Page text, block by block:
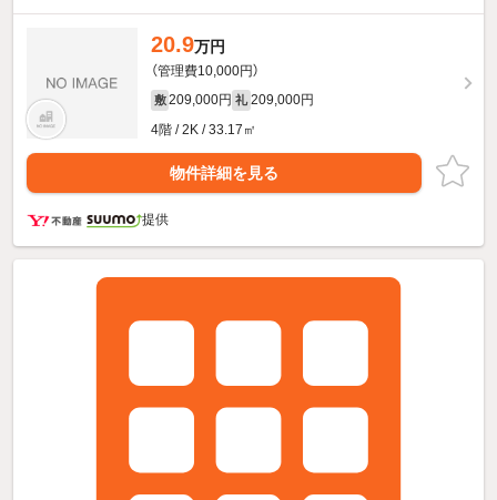
20.9万円
（管理費10,000円）
敷 209,000円 礼 209,000円
4階 / 2K / 33.17㎡
物件詳細を見る
提供